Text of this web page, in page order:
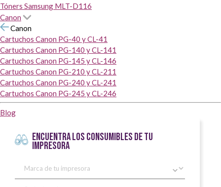
Tóners Samsung MLT-D116
Canon
Canon
Cartuchos Canon PG-40 y CL-41
Cartuchos Canon PG-140 y CL-141
Cartuchos Canon PG-145 y CL-146
Cartuchos Canon PG-210 y CL-211
Cartuchos Canon PG-240 y CL-241
Cartuchos Canon PG-245 y CL-246
Blog
ENCUENTRA LOS CONSUMIBLES DE TU
IMPRESORA